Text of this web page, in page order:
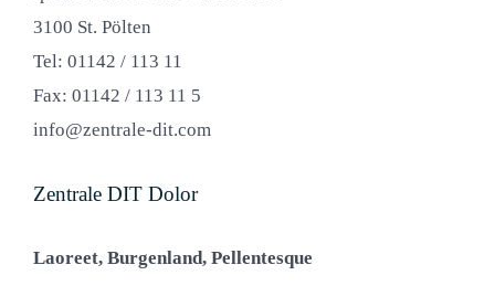
3100 St. Pölten
Tel: 01142 / 113 11
Fax: 01142 / 113 11 5
info@zentrale-dit.com
Zentrale DIT Dolor
Laoreet, Burgenland, Pellentesque